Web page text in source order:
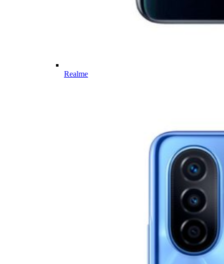
Realme